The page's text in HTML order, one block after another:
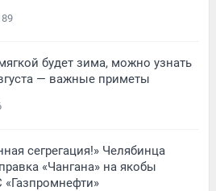
будет зима, можно узнать
— важные приметы
сегрегация!» Челябинца
«Чангана» на якобы